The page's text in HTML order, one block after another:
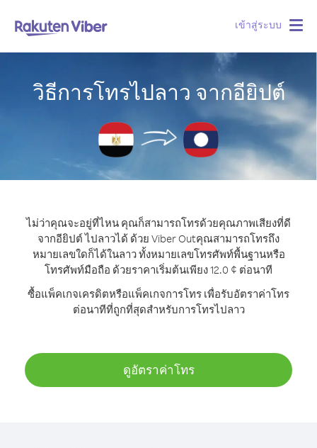
เข้าสู่ระบบ
วิธีการโทรไปลาว จากอียิปต์
ไม่ว่าคุณจะอยู่ที่ไหน คุณก็สามารถโทรด้วยคุณภาพเสียงที่ดี
จากอียิปต์ ไปลาวได้ ด้วย Viber Outคุณสามารถโทรถึง
หมายเลขใดก็ได้ในลาว ทั้งหมายเลขโทรศัพท์พื้นฐานหรือ
โทรศัพท์มือถือ ด้วยราคาเริ่มต้นเพียง 12.0 ¢ ต่อนาที
ซื้อแพ็คเกจเครดิตหรือแพ็คเกจการโทร เพื่อรับอัตราค่าโทร
ต่อนาทีที่ถูกที่สุดสำหรับการโทรไปลาว
ดูอัตราค่าโทร